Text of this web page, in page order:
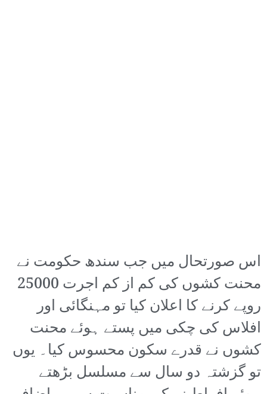
اس صورتحال میں جب سندھ حکومت نے
محنت کشوں کی کم از کم اجرت 25000
روپے کرنے کا اعلان کیا تو مہنگائی اور
افلاس کی چکی میں پستے ہوئے محنت
کشوں نے قدرے سکون محسوس کیا۔ یوں
تو گزشتہ دو سال سے مسلسل بڑھتے